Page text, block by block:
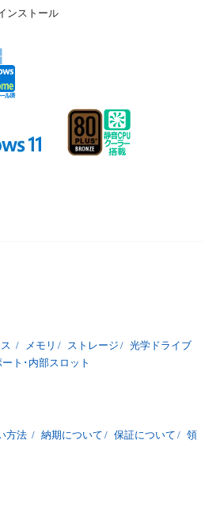
ンストール
/ メモリ / ストレージ / 光学ドライブ
ト･内部スロット
方法 / 納期について / 保証について / 領